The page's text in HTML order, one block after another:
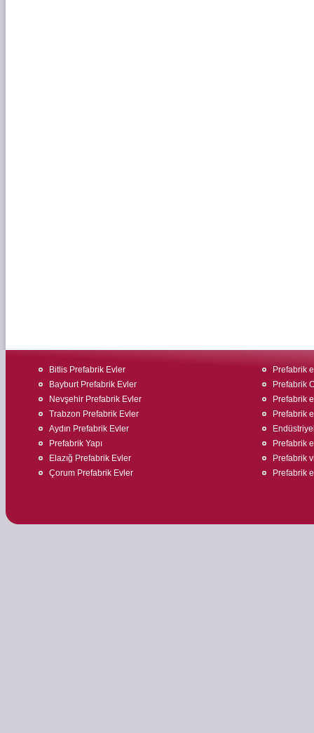
Bitlis Prefabrik Evler
Bayburt Prefabrik Evler
Nevşehir Prefabrik Evler
Trabzon Prefabrik Evler
Aydın Prefabrik Evler
Prefabrik Yapı
Elazığ Prefabrik Evler
Çorum Prefabrik Evler
Prefabrik
Prefabrik
Prefabrik
Prefabrik
Prefabrik
Prefabrik
Prefabrik